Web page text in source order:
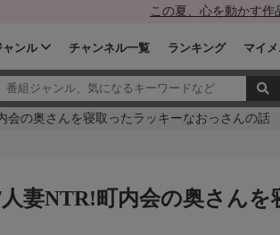
この夏、心を動かす作
ャンル チャンネル一覧 ランキング マイ
の奥さんを寝取ったラッキーなおっさんの話
妻NTR!町内会の奥さんを